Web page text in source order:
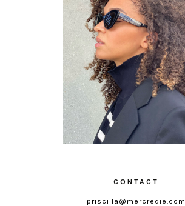
CONTACT
priscilla@mercredie.com